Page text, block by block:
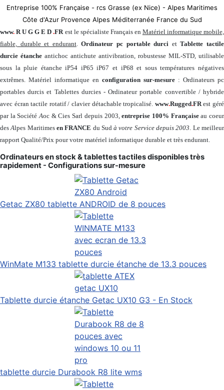
Entreprise 100% Française - rcs Grasse (ex Nice) - Alpes Maritimes
Côte d'Azur Provence Alpes Méditerranée France du Sud
www. R U G G E D.FR est le spécialiste Français en Matériel informatique mobile,
fiable, durable et endurant.Ordinateur pc portable durci etTablette tactile
durcie étanche antichoc antichute antivibration, robustesse MIL-STD, utilisable
sous la pluie étanche iP54 iP65 iP67 et iP68 et sous températures négatives
extrêmes. Matériel informatique en configuration sur-mesure : Ordinateurs pc
portables durcis et Tablettes durcies - Ordinateur portable convertible / hybride
avec écran tactile rotatif / clavier détachable tropicalisé. www.Rugged.FRest géré
par la SociétéAoc & Cies Sarl depuis 2003,entreprise 100% Françaiseau coeur
desAlpes Maritimes en FRANCE du Sudà votre Service depuis 2003 . Le meilleur
rapport Qualité/Prix pour votre matériel informatique durable et très endurant.
Ordinateurs en stock & tablettes tactiles disponibles très
rapidement - Configurations sur-mesure
Getac ZX80 tablette ANDROID de 8 pouces
WinMate M133 tablette durcie étanche de 13.3 pouces
Tablette durcie étanche Getac UX10 G3 - En Stock
tablette durcie Durabook R8 lite wms